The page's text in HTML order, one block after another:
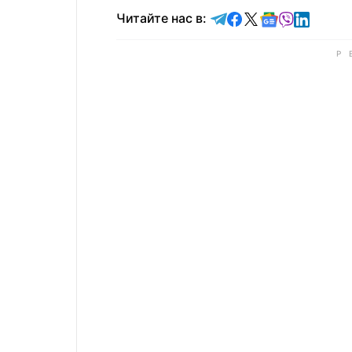
Читайте нас в: Читайте в Telegram
Читайте в
Читайте в X
Читайте в
Читайте